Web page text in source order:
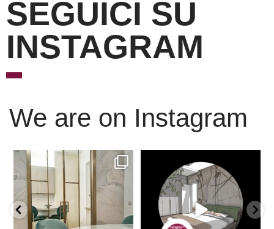
SEGUICI SU
INSTAGRAM
We are on Instagram
Scopri l’eleganza senza
tempo delle porte ...
È ora di andare a dormire..
Niente di meglio di